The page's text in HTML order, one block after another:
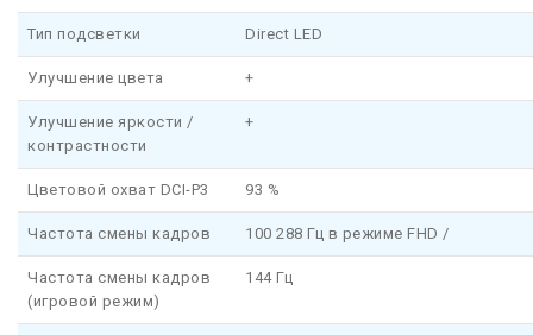
Тип подсветки Direct LED
Улучшение цвета +
Улучшение яркости /
контрастности
+
Цветовой охват DCI-P3 93 %
Частота смены кадров 100 288 Гц в режиме FHD /
Частота смены кадров
(игровой режим)
144 Гц